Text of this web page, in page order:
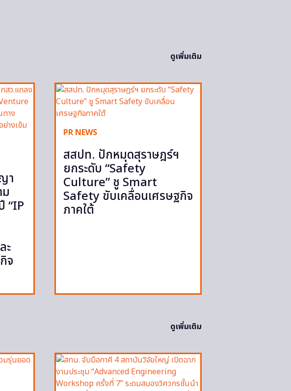
ดูเพิ่มเติม
า
“IP
ะ
จ
PR NEWS
สสปท. ปักหมุดสุราษฎร์ฯ
ยกระดับ “Safety
Culture” ชู Smart
Safety ขับเคลื่อนเศรษฐกิจ
ภาคใต้
ดูเพิ่มเติม